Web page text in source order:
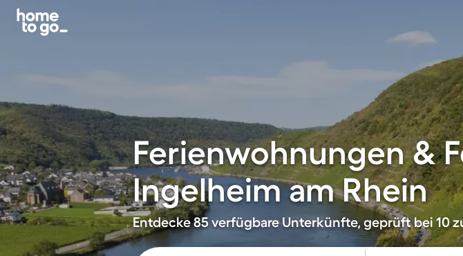
Ferienwohnungen &
Ingelheim am Rhein
Entdecke 85 verfügbare Unterkünfte, geprüft bei 10